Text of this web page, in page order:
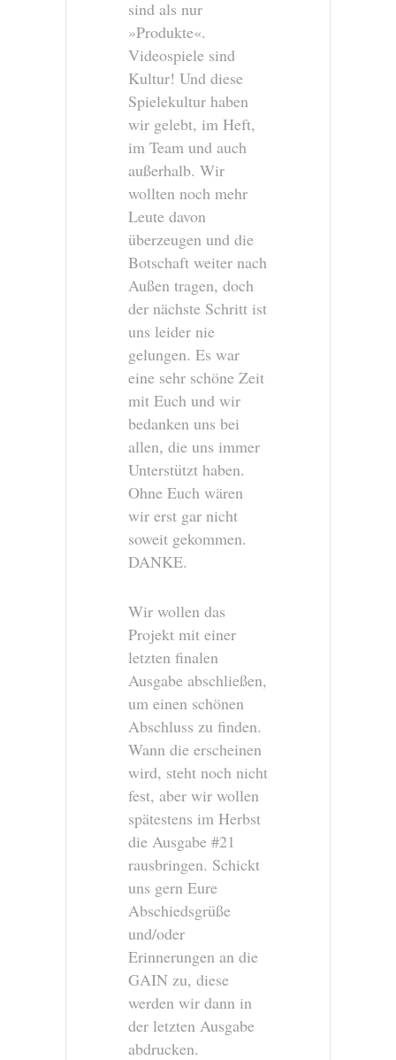
sind als nur
»Produkte«.
Videospiele sind
Kultur! Und diese
Spielekultur haben
wir gelebt, im Heft,
im Team und auch
außerhalb. Wir
wollten noch mehr
Leute davon
überzeugen und die
Botschaft weiter nach
Außen tragen, doch
der nächste Schritt ist
uns leider nie
gelungen. Es war
eine sehr schöne Zeit
mit Euch und wir
bedanken uns bei
allen, die uns immer
Unterstützt haben.
Ohne Euch wären
wir erst gar nicht
soweit gekommen.
DANKE.
Wir wollen das
Projekt mit einer
letzten finalen
Ausgabe abschließen,
um einen schönen
Abschluss zu finden.
Wann die erscheinen
wird, steht noch nicht
fest, aber wir wollen
spätestens im Herbst
die Ausgabe #21
rausbringen. Schickt
uns gern Eure
Abschiedsgrüße
und/oder
Erinnerungen an die
GAIN zu, diese
werden wir dann in
der letzten Ausgabe
abdrucken.